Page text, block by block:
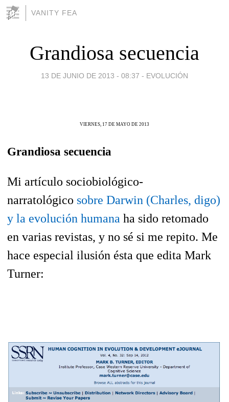
VANITY FEA
Grandiosa secuencia
13 DE JUNIO DE 2013 - 08:37 - EVOLUCIÓN
VIERNES, 17 DE MAYO DE 2013
Grandiosa secuencia
Mi artículo sociobiológico-
narratológico sobre Darwin (Charles, digo)
y la evolución humana ha sido retomado
en varias revistas, y no sé si me repito. Me
hace especial ilusión ésta que edita Mark
Turner: